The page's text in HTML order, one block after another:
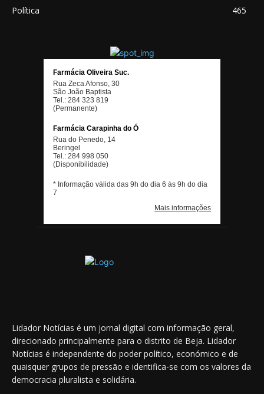
Política
465
Lidador Notícias é um jornal digital com informação geral,
direcionado principalmente para o distrito de Beja. Lidador
Notícias é independente do poder político, económico e de
quaisquer grupos de pressão e identifica-se com os valores da
democracia pluralista e solidária.